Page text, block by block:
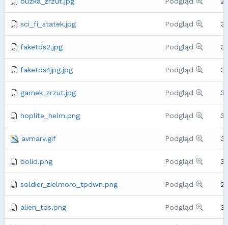
sci_fi_statek.jpg Podgląd
faketds2.jpg Podgląd
faketds4jpg.jpg Podgląd
garnek_zrzut.jpg Podgląd
hoplite_helm.png Podgląd
avmarv.gif Podgląd
bolid.png Podgląd
soldier_zielmoro_tpdwn.png Podgląd
alien_tds.png Podgląd